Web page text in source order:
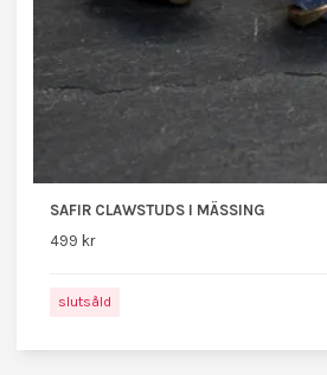
SAFIR CLAWSTUDS I MÄSSING
499 kr
slutsåld